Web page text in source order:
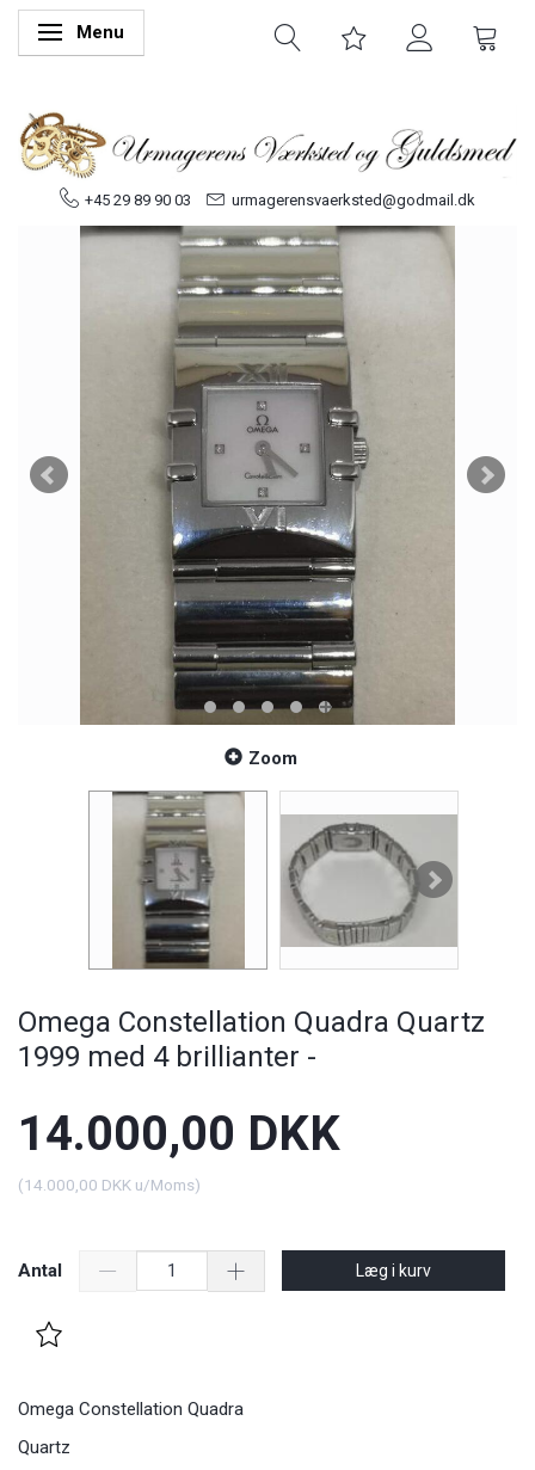
Skifte navigation
Menu
+45 29 89 90 03 urmagerensvaerksted@godmail.dk
Zoom
Omega Constellation Quadra Quartz
1999 med 4 brillianter -
14.000,00 DKK
(14.000,00 DKK u/Moms)
Antal Læg i kurv
Omega Constellation Quadra
Quartz